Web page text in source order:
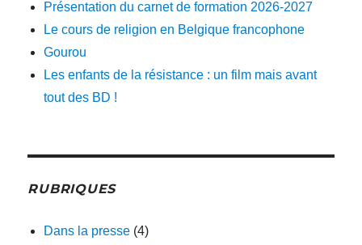
Présentation du carnet de formation 2026-2027
Le cours de religion en Belgique francophone
Gourou
Les enfants de la résistance : un film mais avant
tout des BD !
RUBRIQUES
Dans la presse (4)